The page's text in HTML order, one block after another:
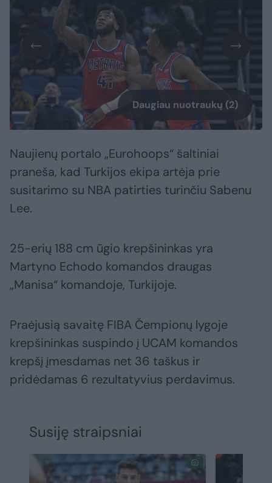
Daugiau nuotraukų (2)
Naujienų portalo „Eurohoops“ šaltiniai
praneša, kad Turkijos ekipa artėja prie
susitarimo su NBA patirties turinčiu Sabenu
Lee.
25-erių 188 cm ūgio krepšininkas yra
Martyno Echodo komandos draugas
„Manisa“ komandoje, Turkijoje.
Praėjusią savaitę FIBA Čempionų lygoje
krepšininkas suspindo į UCAM komandos
krepšį įmesdamas net 36 taškus ir
pridėdamas 6 rezultatyvius perdavimus.
Susiję straipsniai